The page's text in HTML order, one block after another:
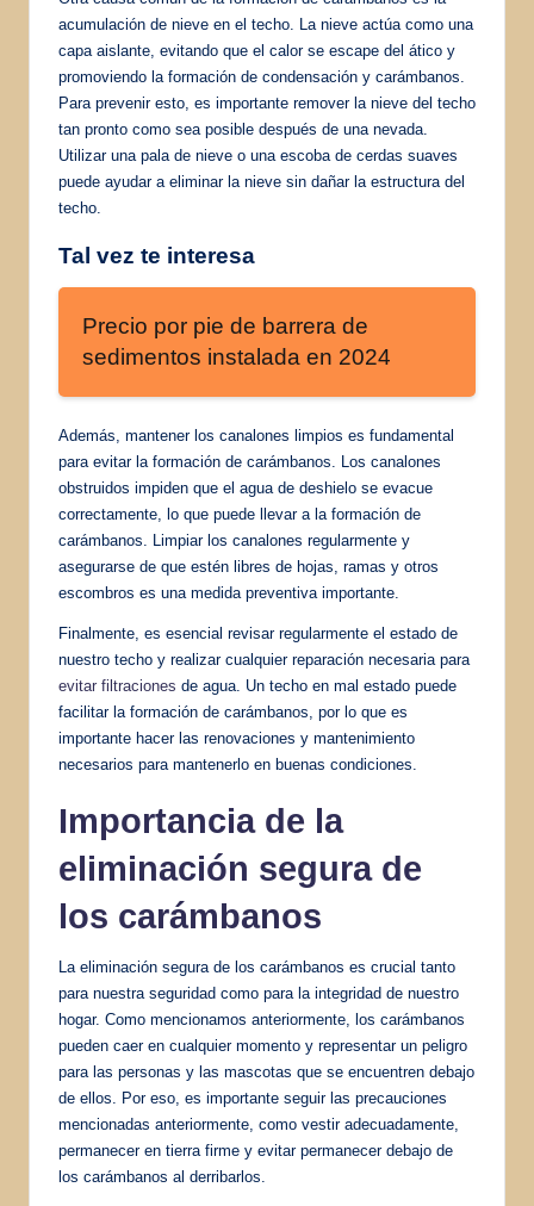
acumulación de nieve en el techo. La nieve actúa como una
capa aislante, evitando que el calor se escape del ático y
promoviendo la formación de condensación y carámbanos.
Para prevenir esto, es importante remover la nieve del techo
tan pronto como sea posible después de una nevada.
Utilizar una pala de nieve o una escoba de cerdas suaves
puede ayudar a eliminar la nieve sin dañar la estructura del
techo.
Tal vez te interesa
Precio por pie de barrera de
sedimentos instalada en 2024
Además, mantener los canalones limpios es fundamental
para evitar la formación de carámbanos. Los canalones
obstruidos impiden que el agua de deshielo se evacue
correctamente, lo que puede llevar a la formación de
carámbanos. Limpiar los canalones regularmente y
asegurarse de que estén libres de hojas, ramas y otros
escombros es una medida preventiva importante.
Finalmente, es esencial revisar regularmente el estado de
nuestro techo y realizar cualquier reparación necesaria para
evitar filtraciones de agua. Un techo en mal estado puede
facilitar la formación de carámbanos, por lo que es
importante hacer las renovaciones y mantenimiento
necesarios para mantenerlo en buenas condiciones.
Importancia de la
eliminación segura de
los carámbanos
La eliminación segura de los carámbanos es crucial tanto
para nuestra seguridad como para la integridad de nuestro
hogar. Como mencionamos anteriormente, los carámbanos
pueden caer en cualquier momento y representar un peligro
para las personas y las mascotas que se encuentren debajo
de ellos. Por eso, es importante seguir las precauciones
mencionadas anteriormente, como vestir adecuadamente,
permanecer en tierra firme y evitar permanecer debajo de
los carámbanos al derribarlos.